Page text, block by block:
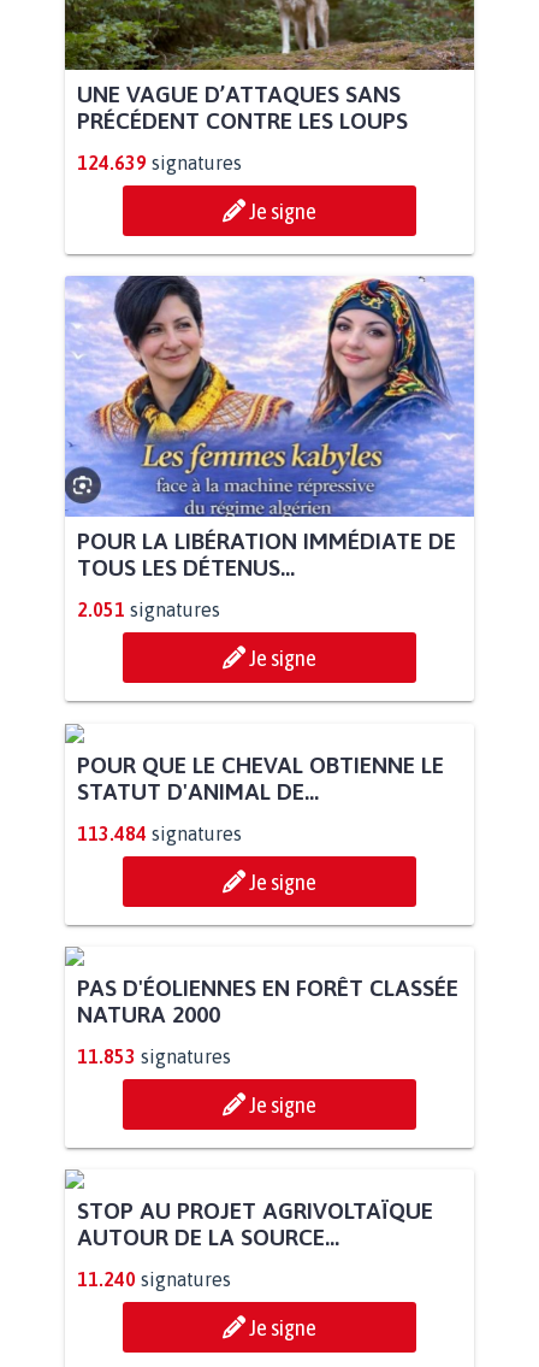
UNE VAGUE D’ATTAQUES SANS
PRÉCÉDENT CONTRE LES LOUPS
124.639 signatures
Je signe
POUR LA LIBÉRATION IMMÉDIATE DE
TOUS LES DÉTENUS...
2.051 signatures
Je signe
POUR QUE LE CHEVAL OBTIENNE LE
STATUT D'ANIMAL DE...
113.484 signatures
Je signe